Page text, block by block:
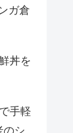
ガ倉
丼を
手軽
のシ